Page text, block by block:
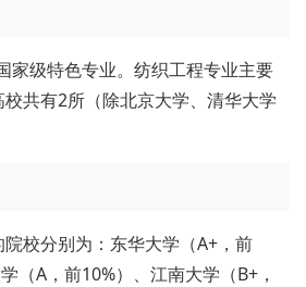
家级特色专业。纺织工程专业主要
共有2所（除北京大学、清华大学
校分别为：东华大学（A+，前
（A，前10%）、江南大学（B+，